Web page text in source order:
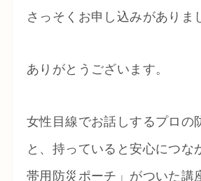
さっそくお申し込みがありま
ありがとうございます。
女性目線でお話しするプロの
と、持っていると安心につな
帯用防災ポーチ」がついた講